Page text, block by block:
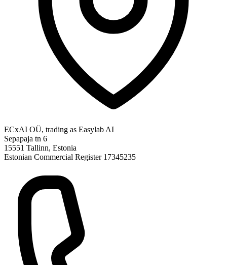
ECxAI OÜ, trading as Easylab AI
Sepapaja tn 6
15551 Tallinn, Estonia
Estonian Commercial Register 17345235